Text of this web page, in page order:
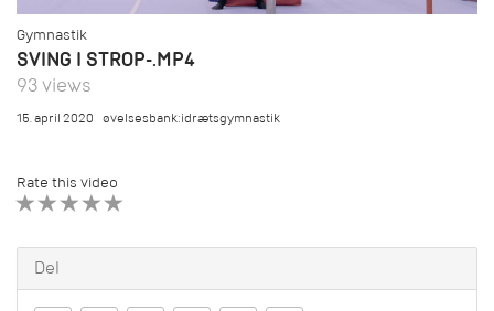
Gymnastik
SVING I STROP-.MP4
93 views
15. april 2020 øvelsesbank:idrætsgymnastik
Rate this video
Del